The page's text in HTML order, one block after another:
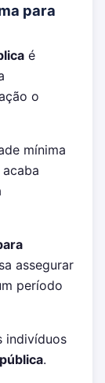
para
é
o
mínima
assegurar
período
indivíduos
.